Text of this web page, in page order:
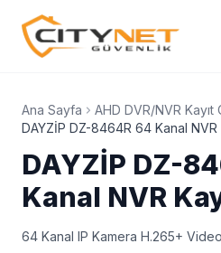
Ana Sayfa
AHD DVR/NVR Kayıt
DAYZİP DZ-8464R 64 Kanal NVR
DAYZİP DZ-
Kanal NVR
64 Kanal IP Kamera H.265+ Video